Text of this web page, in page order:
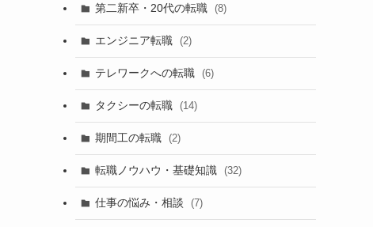
第二新卒・20代の転職 (8)
エンジニア転職 (2)
テレワークへの転職 (6)
タクシーの転職 (14)
期間工の転職 (2)
転職ノウハウ・基礎知識 (32)
仕事の悩み・相談 (7)